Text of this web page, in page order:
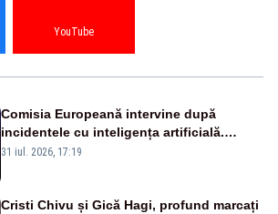
YouTube
Comisia Europeană intervine după
incidentele cu inteligența artificială.
OpenAI și Anthropic, vizate
31 iul. 2026, 17:19
Cristi Chivu și Gică Hagi, profund marcați